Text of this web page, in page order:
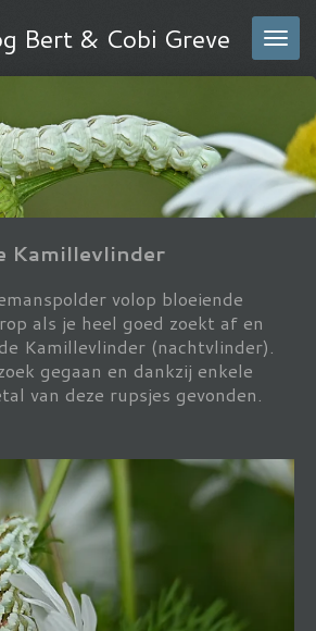
Bert & Cobi Greve
Kamillevlinder
volop bloeiende
als je heel goed zoekt af en
Kamillevlinder (nachtvlinder).
gegaan en dankzij enkele
van deze rupsjes gevonden.